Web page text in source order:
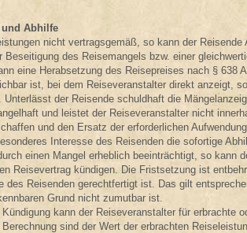
und Abhilfe
nicht vertragsgemäß, so kann der
Beseitigung des Reisemangels bzw. einer
eine Herabsetzung des Reisepreises nach §
ist, bei dem Reiseveranstalter direkt anzeigt,
Unterlässt der Reisende schuldhaft die
und leistet der Reiseveranstalter nicht
und den Ersatz der erforderlichen
Interesse des Reisenden die sofortige
einen Mangel erheblich beeinträchtigt, so
Reisevertrag kündigen. Die Fristsetzung ist
des Reisenden gerechtfertigt ist. Das gilt
Grund nicht zumutbar ist.
kann der Reiseveranstalter für erbrachte
sind der Wert der erbrachten